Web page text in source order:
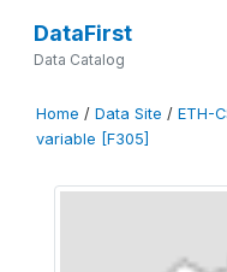
DataFirst
Data Catalog
Home / Data Site / ETH-
variable [F305]